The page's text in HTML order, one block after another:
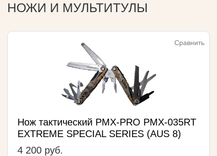
НОЖИ И МУЛЬТИТУЛЫ
Сравнить
Нож тактический PMX-PRO PMX-035RT
EXTREME SPECIAL SERIES (AUS 8)
4 200 руб.